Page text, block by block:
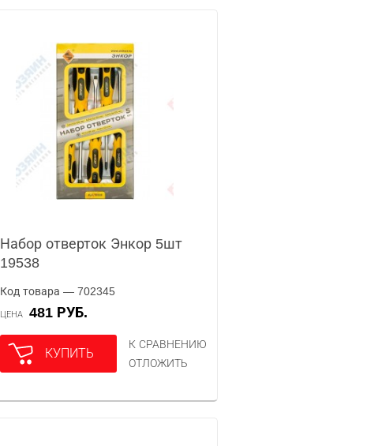
Набор отверток Энкор 5шт
19538
Код товара — 702345
ЦЕНА 481 РУБ.
КУПИТЬ
К СРАВНЕНИЮ
ОТЛОЖИТЬ